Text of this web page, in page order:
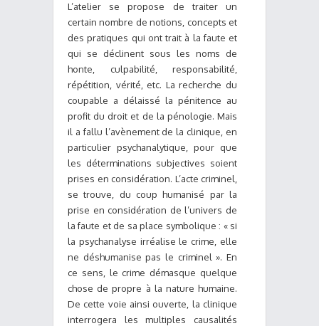
L’atelier se propose de traiter un
certain nombre de notions, concepts et
des pratiques qui ont trait à la faute et
qui se déclinent sous les noms de
honte, culpabilité, responsabilité,
répétition, vérité, etc. La recherche du
coupable a délaissé la pénitence au
profit du droit et de la pénologie. Mais
il a fallu l’avènement de la clinique, en
particulier psychanalytique, pour que
les déterminations subjectives soient
prises en considération. L’acte criminel,
se trouve, du coup humanisé par la
prise en considération de l’univers de
la faute et de sa place symbolique : « si
la psychanalyse irréalise le crime, elle
ne déshumanise pas le criminel ». En
ce sens, le crime démasque quelque
chose de propre à la nature humaine.
De cette voie ainsi ouverte, la clinique
interrogera les multiples causalités